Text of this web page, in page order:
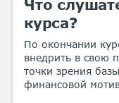
Что
курса?
По окончании
внедрить в свою
точки зрения
финансовой